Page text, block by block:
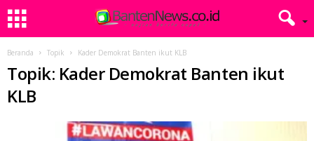
Beranda Topik Kader Demokrat Banten ikut KLB
Topik: Kader Demokrat Banten ikut
KLB